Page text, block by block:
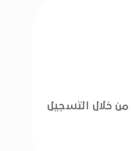
من خلال التسجيل